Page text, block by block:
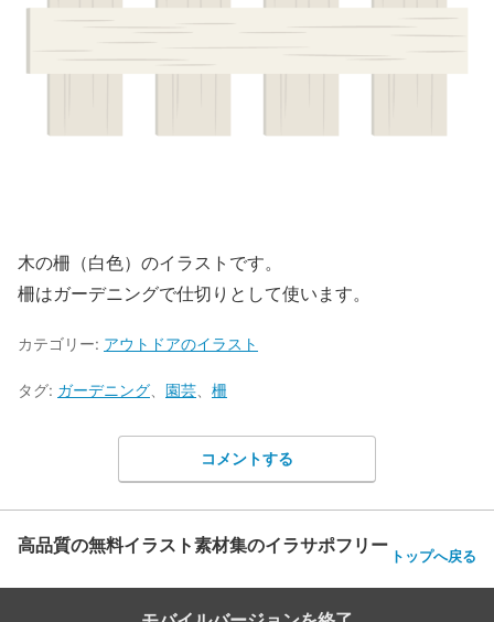
木の柵（白色）のイラストです。
柵はガーデニングで仕切りとして使います。
カテゴリー: アウトドアのイラスト
タグ: ガーデニング 園芸 柵
コメントする
高品質の無料イラスト素材集のイラサポフリー トップへ戻る